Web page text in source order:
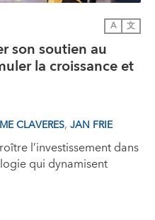
A 文
son soutien au
la croissance et
CLAVERES, JAN FRIE
l’investissement dans
qui dynamisent